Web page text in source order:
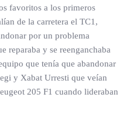
favoritos a los primeros
de la carretera el TC1,
por un problema
reparaba y se reenganchaba
que tenía que abandonar
y Xabat Urresti que veían
205 F1 cuando lideraban